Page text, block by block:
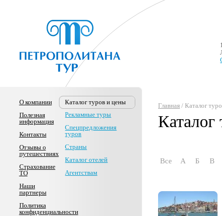
О компании
Полезная
информация
Контакты
Отзывы о
путешествиях
Страхование
ТО
Наши
партнеры
Политика
конфиденциальности
Каталог туров и цены
Рекламные туры
Спецпредложения
туров
Страны
Каталог отелей
Агентствам
Главная / Каталог
Каталог
Все А Б В